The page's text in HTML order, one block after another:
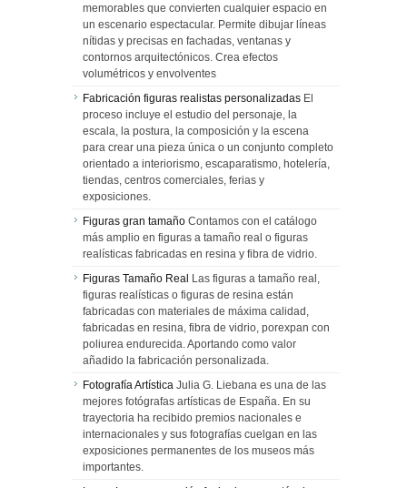
memorables que convierten cualquier espacio en
un escenario espectacular. Permite dibujar líneas
nítidas y precisas en fachadas, ventanas y
contornos arquitectónicos. Crea efectos
volumétricos y envolventes
Fabricación figuras realistas personalizadas El
proceso incluye el estudio del personaje, la
escala, la postura, la composición y la escena
para crear una pieza única o un conjunto completo
orientado a interiorismo, escaparatismo, hotelería,
tiendas, centros comerciales, ferias y
exposiciones.
Figuras gran tamaño Contamos con el catálogo
más amplio en figuras a tamaño real o figuras
realísticas fabricadas en resina y fibra de vidrio.
Figuras Tamaño Real Las figuras a tamaño real,
figuras realísticas o figuras de resina están
fabricadas con materiales de máxima calidad,
fabricadas en resina, fibra de vidrio, porexpan con
poliurea endurecida. Aportando como valor
añadido la fabricación personalizada.
Fotografía Artística Julia G. Liebana es una de las
mejores fotógrafas artísticas de España. En su
trayectoria ha recibido premios nacionales e
internacionales y sus fotografías cuelgan en las
exposiciones permanentes de los museos más
importantes.